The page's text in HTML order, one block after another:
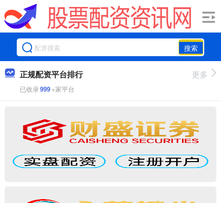
搜索
正规配资平台排行
已收录999+家平台
更多